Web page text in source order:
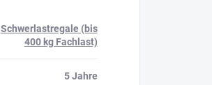
Schwerlastregale (bis
400 kg Fachlast)
5 Jahre